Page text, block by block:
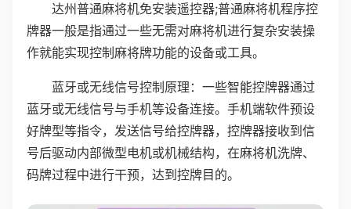
达州普通麻将机免安装遥控器;普通麻将机程序控
牌器一般是指通过一些无需对麻将机进行复杂安装操
作就能实现控制麻将牌功能的设备或工具。
蓝牙或无线信号控制原理：一些智能控牌器通过
蓝牙或无线信号与手机等设备连接。手机端软件预设
好牌型等指令，发送信号给控牌器，控牌器接收到信
号后驱动内部微型电机或机械结构，在麻将机洗牌、
码牌过程中进行干预，达到控牌目的。